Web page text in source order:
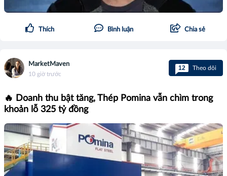
Thích Bình luận Chia sẻ
MarketMaven
10 giờ trước
12 Theo dõi
🔥 Doanh thu bật tăng, Thép Pomina vẫn chìm trong
khoản lỗ 325 tỷ đồng